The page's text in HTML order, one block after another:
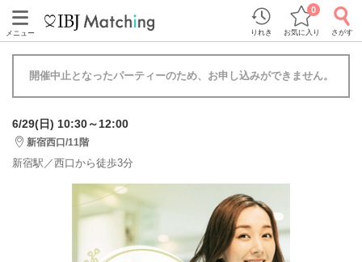
メニュー りれき お気に入り
0
さがす
開催中止となったパーティーのため、お申し込みができません。
6/29(日) 10:30～12:00
新宿西口/11階
新宿駅／西口から徒歩3分